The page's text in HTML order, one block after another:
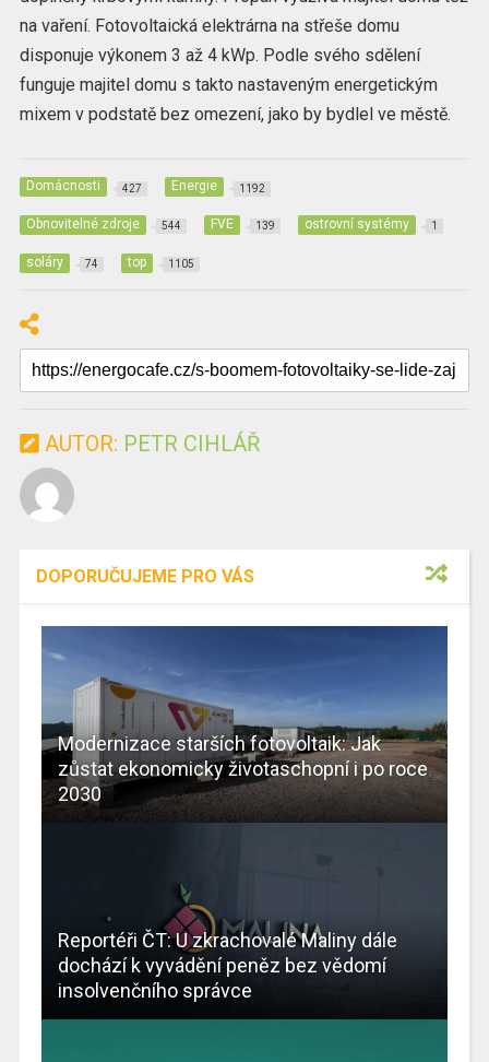
na vaření. Fotovoltaická elektrárna na střeše domu
disponuje výkonem 3 až 4 kWp. Podle svého sdělení
funguje majitel domu s takto nastaveným energetickým
mixem v podstatě bez omezení, jako by bydlel ve městě.
Domácnosti 427 Energie 1192
Obnovitelné zdroje 544 FVE 139 ostrovní systémy 1
soláry 74 top 1105
AUTOR: PETR CIHLÁŘ
DOPORUČUJEME PRO VÁS
Modernizace starších fotovoltaik: Jak
zůstat ekonomicky životaschopní i po roce
2030
Reportéři ČT: U zkrachovalé Maliny dále
dochází k vyvádění peněz bez vědomí
insolvenčního správce